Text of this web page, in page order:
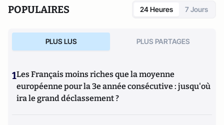
POPULAIRES 24 Heures 7 Jours
PLUS LUS PLUS PARTAGES
1Les Français moins riches que la moyenne
européenne pour la 3e année consécutive : jusqu'où
ira le grand déclassement ?